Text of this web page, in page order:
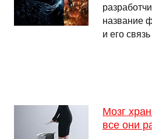
название
и его
Мозг
все они